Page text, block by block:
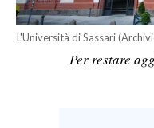
TENNIS
ALTRI SPORT
L'Università di Sassari
Per restare